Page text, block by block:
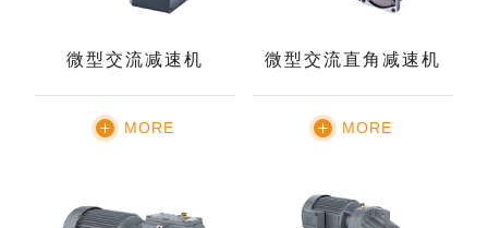
微型交流减速机
MORE
微型交流直角减速机
MORE